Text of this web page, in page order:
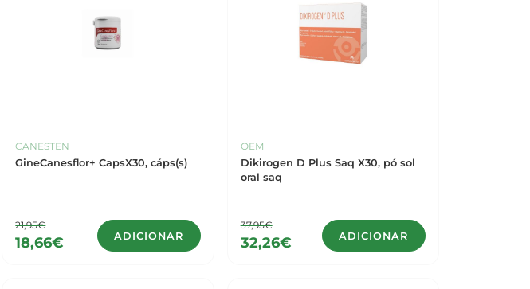
CANESTEN
GineCanesflor+ CapsX30, cáps(s)
21,95€
18,66€ ADICIONAR
OEM
Dikirogen D Plus Saq X30, pó sol
oral saq
37,95€
32,26€ ADICIONAR